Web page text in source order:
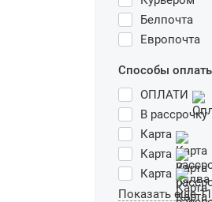
Белпочта
Европочта
Способы
ОПЛАТИ
В рассрочку
Карта
Карта
Карта
Показать еще 11